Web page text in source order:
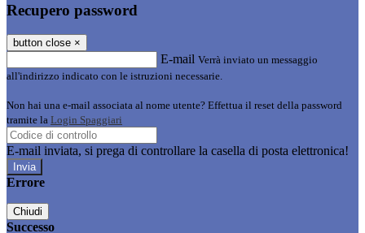
Recupero password
button close ×
E-mail Verrà inviato un messaggio
all'indirizzo indicato con le istruzioni necessarie.
Non hai una e-mail associata al nome utente? Effettua il reset della password
tramite la Login Spaggiari
E-mail inviata, si prega di controllare la casella di posta elettronica!
Errore
Chiudi
Successo